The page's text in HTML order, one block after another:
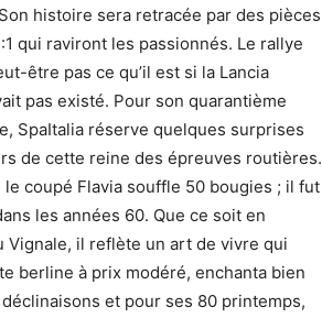
Son histoire sera retracée par des pièces
qui raviront les passionnés. Le rallye
être pas ce qu’il est si la Lancia
pas existé. Pour son quarantième
SpaItalia réserve quelques surprises
de cette reine des épreuves routières.
le coupé Flavia souffle 50 bougies ; il fut
les années 60. Que ce soit en
Vignale, il reflète un art de vivre qui
berline à prix modéré, enchanta bien
et pour ses 80 printemps,